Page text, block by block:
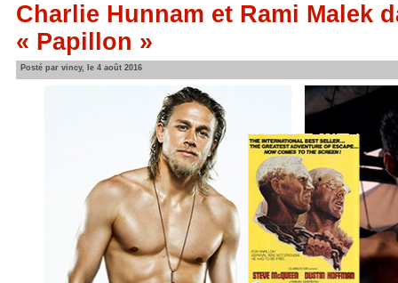
Charlie Hunnam et Rami Malek
« Papillon »
Posté par vincy, le 4 août 2016